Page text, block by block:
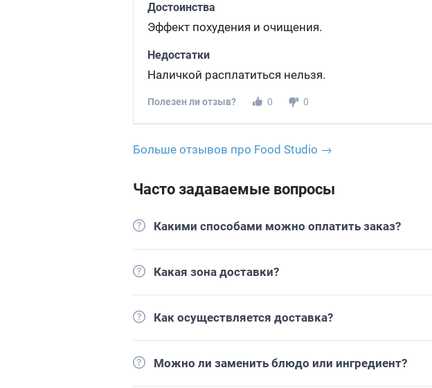
Достоинства
Эффект похудения и очищения.
Недостатки
Наличкой расплатиться нельзя.
Полезен ли отзыв? 0 0
Больше отзывов про Food Studio →
Часто задаваемые вопросы
Какими способами можно оплатить заказ?
Какая зона доставки?
Как осуществляется доставка?
Можно ли заменить блюдо или ингредиент?